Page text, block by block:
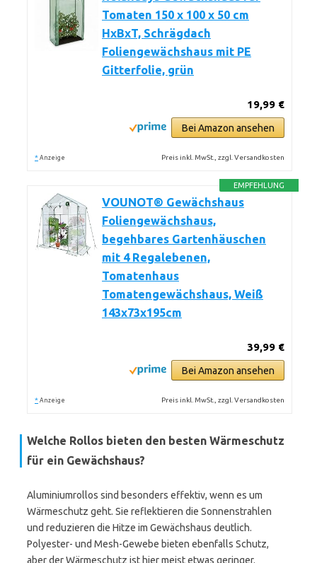
Tomaten 150 x 100 x 50 cm
HxBxT, Schrägdach
Foliengewächshaus mit PE
Gitterfolie, grün
19,99 €
Bei Amazon ansehen
* Anzeige Preis inkl. MwSt., zzgl. Versandkosten
EMPFEHLUNG
VOUNOT® Gewächshaus
Foliengewächshaus,
begehbares Gartenhäuschen
mit 4 Regalebenen,
Tomatenhaus
Tomatengewächshaus, Weiß
143x73x195cm
39,99 €
Bei Amazon ansehen
* Anzeige Preis inkl. MwSt., zzgl. Versandkosten
Welche Rollos bieten den besten Wärmeschutz
für ein Gewächshaus?
Aluminiumrollos sind besonders effektiv, wenn es um
Wärmeschutz geht. Sie reflektieren die Sonnenstrahlen
und reduzieren die Hitze im Gewächshaus deutlich.
Polyester- und Mesh-Gewebe bieten ebenfalls Schutz,
aber der Wärmeschutz ist hier meist etwas geringer.